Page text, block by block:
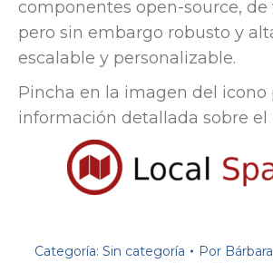
componentes open-source, de
pero sin embargo robusto y
escalable y personalizable.
Pincha en la imagen del icono
información detallada sobre el
Categoría: Sin categoría Por